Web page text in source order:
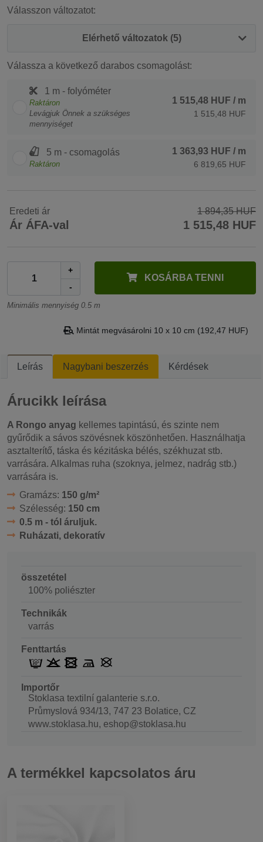
Válasszon változatot:
Elérhető változatok (5)
Válassza a következő darabos csomagolást:
1 m - folyóméter
Raktáron
Levágjuk Önnek a szükséges
mennyiséget
1 515,48 HUF / m
1 515,48 HUF
5 m - csomagolás
Raktáron
1 363,93 HUF / m
6 819,65 HUF
Eredeti ár 1 894,35 HUF
Ár ÁFA-val 1 515,48 HUF
+
-
KOSÁRBA TENNI
Minimális mennyiség 0.5 m
Mintát megvásárolni 10 x 10 cm (192,47 HUF)
Leírás Nagybani beszerzés Kérdések
Árucikk leírása
A Rongo anyag kellemes tapintású, és szinte nem
gyűrődik a sávos szövésnek köszönhetően. Használhatja
asztalterítő, táska és kézitáska bélés, székhuzat stb.
varrására. Alkalmas ruha (szoknya, jelmez, nadrág stb.)
varrására is.
Gramázs: 150 g/m²
Szélesség: 150 cm
0.5 m - tól áruljuk.
Ruházati, dekoratív
összetétel
100% poliészter
Technikák
varrás
Fenttartás
Importőr
Stoklasa textilní galanterie s.r.o.
Průmyslová 934/13, 747 23 Bolatice, CZ
www.stoklasa.hu, eshop@stoklasa.hu
A termékkel kapcsolatos áru